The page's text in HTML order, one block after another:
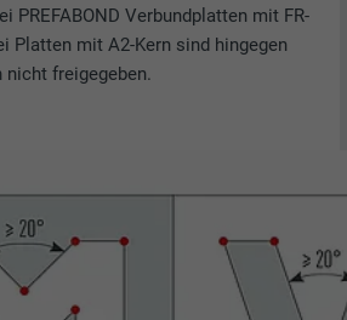
PREFABOND Verbundplatten mit FR-
Platten mit A2-Kern sind hingegen
nicht freigegeben.